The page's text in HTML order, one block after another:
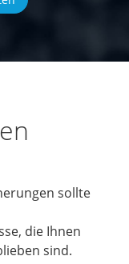
sollte
die Ihnen
sind.